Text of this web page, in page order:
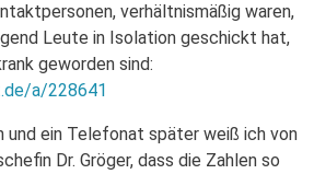
verhältnismäßig waren,
Leute in Isolation geschickt hat,
geworden sind:
a/228641
und ein Telefonat später weiß ich von
Dr. Gröger, dass die Zahlen so